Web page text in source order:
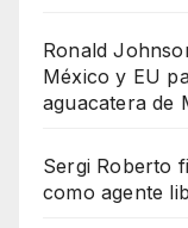
Ronald
México y EU
aguacatera de
Sergi Roberto
como agente